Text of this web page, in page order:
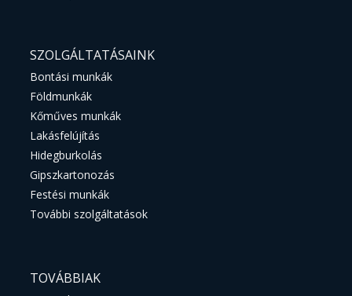
SZOLGÁLTATÁSAINK
Bontási munkák
Földmunkák
Kőműves munkák
Lakásfelújítás
Hidegburkolás
Gipszkartonozás
Festési munkák
További szolgáltatások
TOVÁBBIAK